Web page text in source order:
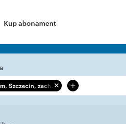
Kup abonament
Szczecin, zach... +